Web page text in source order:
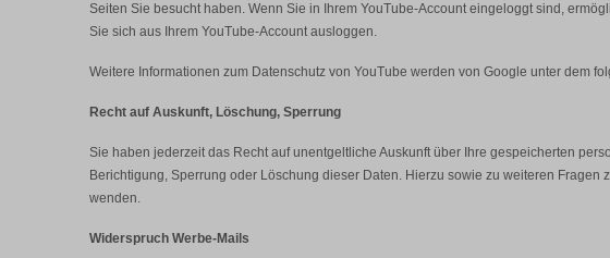
Seiten Sie besucht haben. Wenn Sie in Ihrem YouTube-Account eingeloggt sind,
Sie sich aus Ihrem YouTube-Account ausloggen.
Weitere Informationen zum Datenschutz von YouTube werden von Google unter dem
Recht auf Auskunft, Löschung, Sperrung
Sie haben jederzeit das Recht auf unentgeltliche Auskunft über Ihre gespeicherten
Berichtigung, Sperrung oder Löschung dieser Daten. Hierzu sowie zu weiteren
wenden.
Widerspruch Werbe-Mails